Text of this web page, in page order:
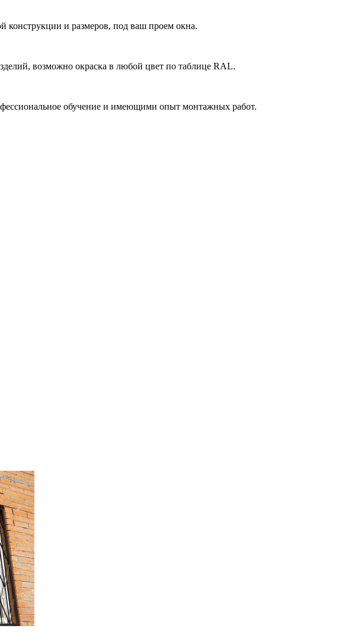
конструкции и размеров, под ваш проем окна.
возможно окраска в любой цвет по таблице RAL.
обучение и имеющими опыт монтажных работ.